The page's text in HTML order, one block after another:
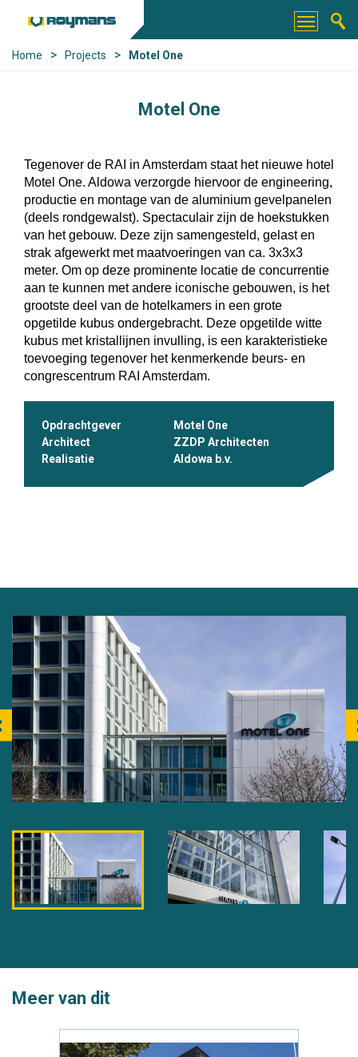
Home > Projects > Motel One
Motel One
Tegenover de RAI in Amsterdam staat het nieuwe hotel
Motel One. Aldowa verzorgde hiervoor de engineering,
productie en montage van de aluminium gevelpanelen
(deels rondgewalst). Spectaculair zijn de hoekstukken
van het gebouw. Deze zijn samengesteld, gelast en
strak afgewerkt met maatvoeringen van ca. 3x3x3
meter. Om op deze prominente locatie de concurrentie
aan te kunnen met andere iconische gebouwen, is het
grootste deel van de hotelkamers in een grote
opgetilde kubus ondergebracht. Deze opgetilde witte
kubus met kristallijnen invulling, is een karakteristieke
toevoeging tegenover het kenmerkende beurs- en
congrescentrum RAI Amsterdam.
Opdrachtgever
Motel One
Architect
ZZDP Architecten
Realisatie
Aldowa b.v.
Meer van dit